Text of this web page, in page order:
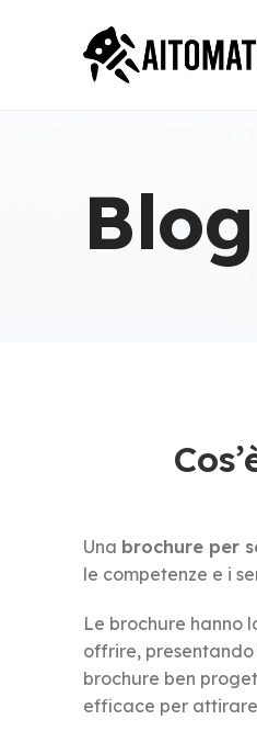
Blog
Una brochure per
le competenze e i
Le brochure hanno
offrire,
brochure ben
efficace per attirare